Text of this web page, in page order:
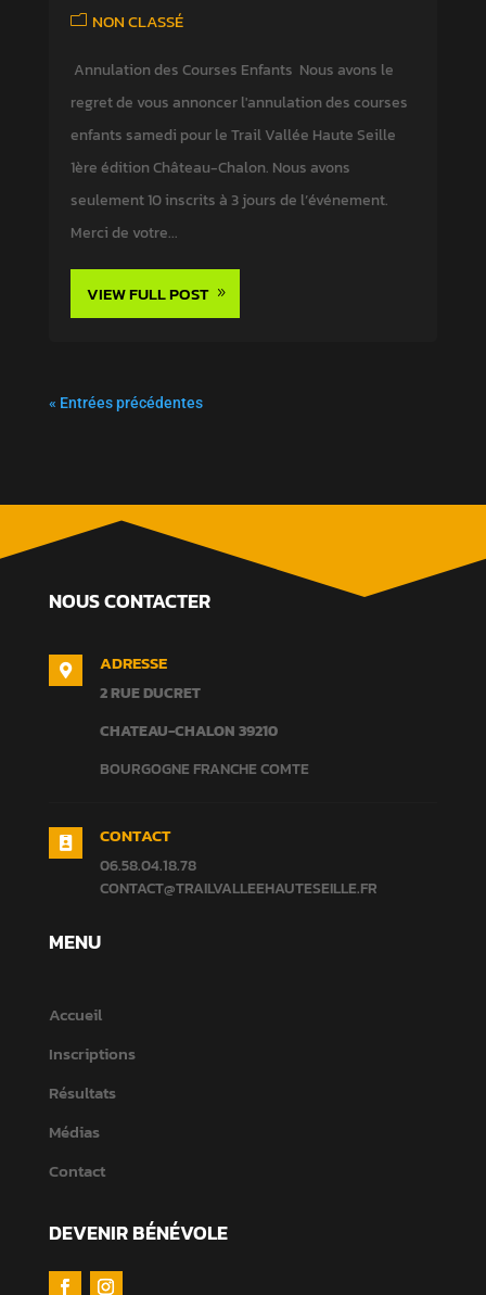
NON CLASSÉ
Annulation des Courses Enfants Nous avons le
regret de vous annoncer l'annulation des courses
enfants samedi pour le Trail Vallée Haute Seille
1ère édition Château-Chalon. Nous avons
seulement 10 inscrits à 3 jours de l’événement.
Merci de votre...
VIEW FULL POST
« Entrées précédentes
NOUS CONTACTER
 ADRESSE
2 RUE DUCRET
CHATEAU-CHALON39210
BOURGOGNE FRANCHE COMTE
 CONTACT
06.58.04.18.78
CONTACT@TRAILVALLEEHAUTESEILLE.FR
MENU
Accueil
Inscriptions
Résultats
Médias
Contact
DEVENIR BÉNÉVOLE